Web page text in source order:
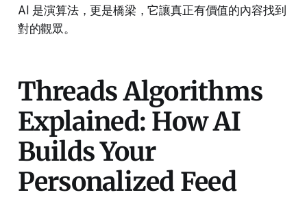
AI 是演算法，更是橋梁，它讓真正有價值的內容找到
對的觀眾。
Threads Algorithms
Explained: How AI
Builds Your
Personalized Feed